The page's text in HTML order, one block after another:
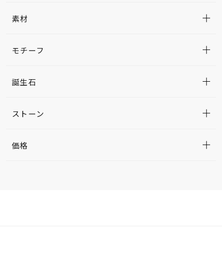
素材
モチーフ
誕生石
ストーン
価格